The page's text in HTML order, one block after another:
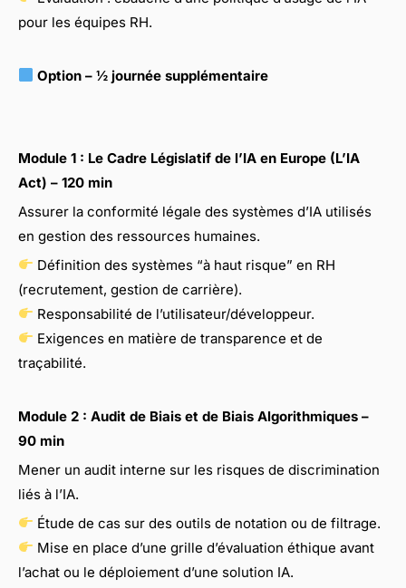
pour les équipes RH.
Option – ½ journée supplémentaire
Module 1 : Le Cadre Législatif de l’IA en Europe (L’IA
Act) – 120 min
Assurer la conformité légale des systèmes d’IA utilisés
en gestion des ressources humaines.
Définition des systèmes “à haut risque” en RH
(recrutement, gestion de carrière).
Responsabilité de l’utilisateur/développeur.
Exigences en matière de transparence et de
traçabilité.
Module 2 : Audit de Biais et de Biais Algorithmiques –
90 min
Mener un audit interne sur les risques de discrimination
liés à l’IA.
Étude de cas sur des outils de notation ou de filtrage.
Mise en place d’une grille d’évaluation éthique avant
l’achat ou le déploiement d’une solution IA.